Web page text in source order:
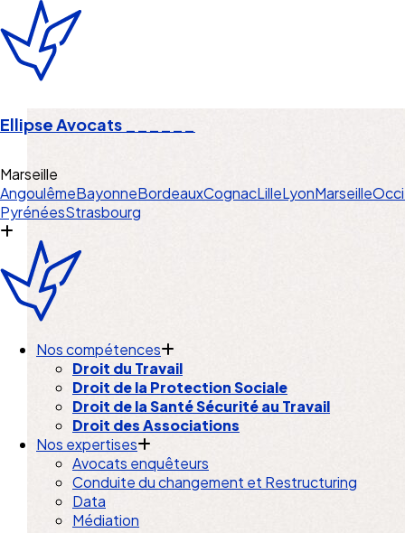
Ellipse Avocats
Marseille
AngoulêmeBayonneBordeauxCognacLilleLyonMarseille
PyrénéesStrasbourg
Nos compétences
Droit du Travail
Droit de la Protection Sociale
Droit de la Santé Sécurité au Travail
Droit des Associations
Nos expertises
Avocats enquêteurs
Conduite du changement et Restructuring
Data
Médiation